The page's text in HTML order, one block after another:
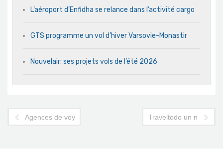
L’aéroport d’Enfidha se relance dans l’activité cargo
GTS programme un vol d’hiver Varsovie-Monastir
Nouvelair: ses projets vols de l’été 2026
Agences de voyages du sud : l’ardoise CNSS allégée
Traveltodo un nouveau